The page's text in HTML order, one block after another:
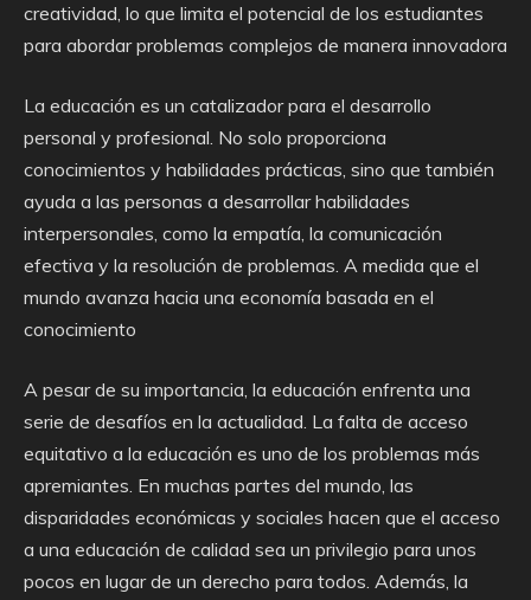
creatividad, lo que limita el potencial de los estudiantes
para abordar problemas complejos de manera innovadora
La educación es un catalizador para el desarrollo
personal y profesional. No solo proporciona
conocimientos y habilidades prácticas, sino que también
ayuda a las personas a desarrollar habilidades
interpersonales, como la empatía, la comunicación
efectiva y la resolución de problemas. A medida que el
mundo avanza hacia una economía basada en el
conocimiento
A pesar de su importancia, la educación enfrenta una
serie de desafíos en la actualidad. La falta de acceso
equitativo a la educación es uno de los problemas más
apremiantes. En muchas partes del mundo, las
disparidades económicas y sociales hacen que el acceso
a una educación de calidad sea un privilegio para unos
pocos en lugar de un derecho para todos. Además, la